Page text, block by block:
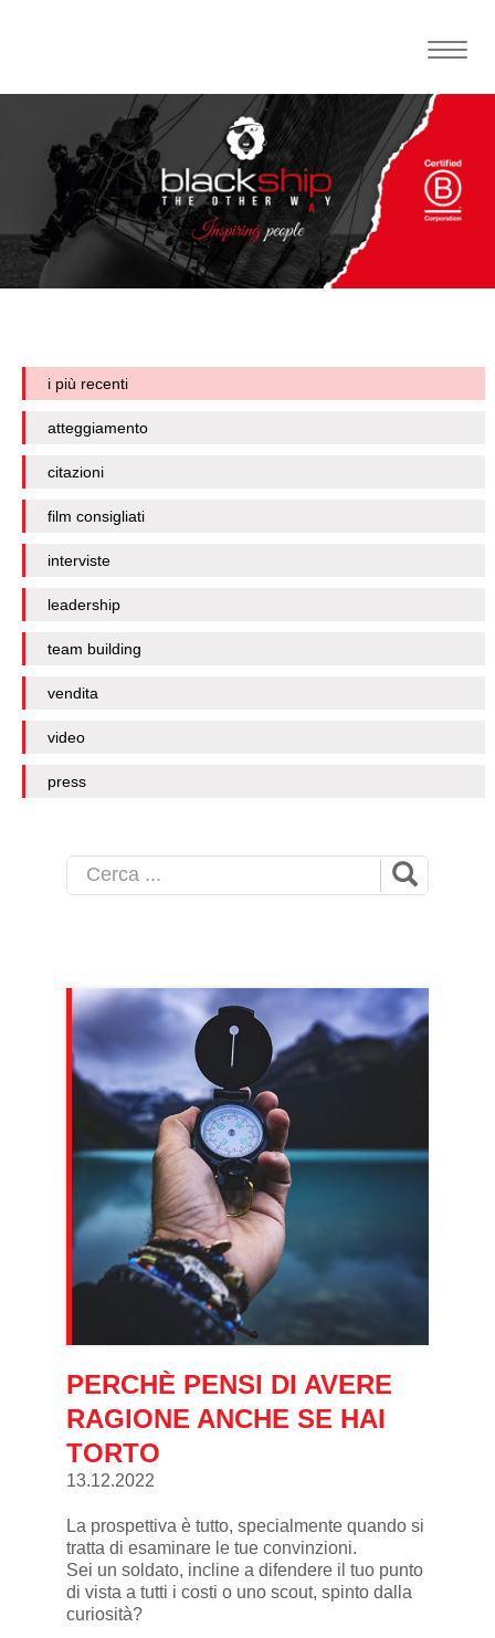
Toggle
i più recenti
atteggiamento
citazioni
film consigliati
interviste
leadership
team building
vendita
video
press
PERCHÈ PENSI DI AVERE
RAGIONE ANCHE SE HAI
TORTO
13.12.2022
La prospettiva è tutto, specialmente quando si
tratta di esaminare le tue convinzioni.
Sei un soldato, incline a difendere il tuo punto
di vista a tutti i costi o uno scout, spinto dalla
curiosità?